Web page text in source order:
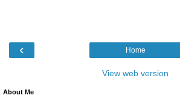
‹ Home
View web version
About Me